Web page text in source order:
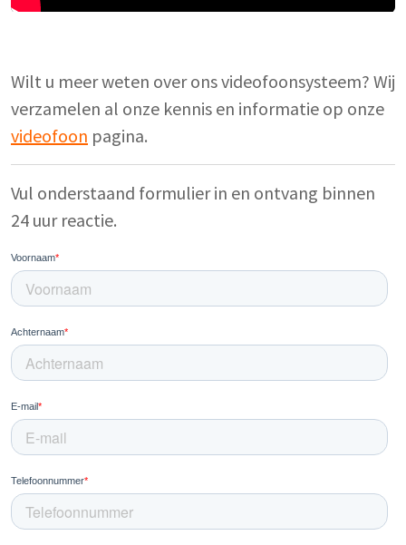
Wilt u meer weten over ons videofoonsysteem? Wij
verzamelen al onze kennis en informatie op onze
videofoon pagina.
Vul onderstaand formulier in en ontvang binnen
24 uur reactie.